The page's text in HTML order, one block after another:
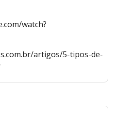
watch?
artigos/5-tipos-de-